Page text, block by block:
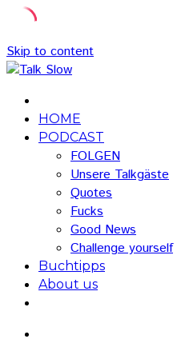
Skip to content
HOME
PODCAST
FOLGEN
Unsere Talkgäste
Quotes
Fucks
Good News
Challenge yourself
Buchtipps
About us